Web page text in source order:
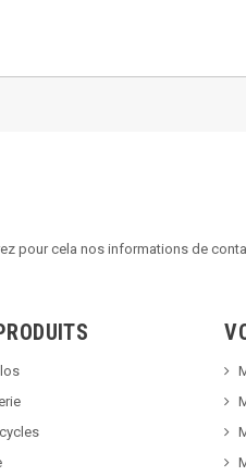
pour cela nos informations de